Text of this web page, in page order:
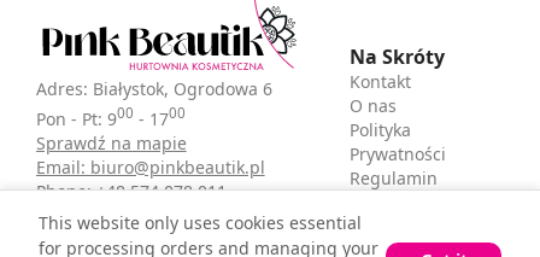
Adres: Białystok, Ogrodowa 6
Pon - Pt: 900 - 1700
Sprawdź na mapie
Email: biuro@pinkbeautik.pl
Phone: +48 574 078 011
Na Skróty
Kontakt
O nas
Polityka
Prywatności
Regulamin
This website only uses cookies essential
for processing orders and managing your